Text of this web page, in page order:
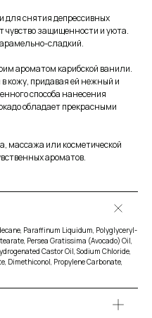
для снятия депрессивных
чувство защищенности и уюта.
сладкий.
ароматом карибской ванили.
кожу, придавая ей нежный и
способа нанесения
обладает прекрасными
массажа или косметической
ароматов.
Paraffinum Liquidum, Polyglyceryl-
Persea Gratissima (Avocado) Oil,
Castor Oil, Sodium Chloride,
Dimethiconol, Propylene Carbonate,